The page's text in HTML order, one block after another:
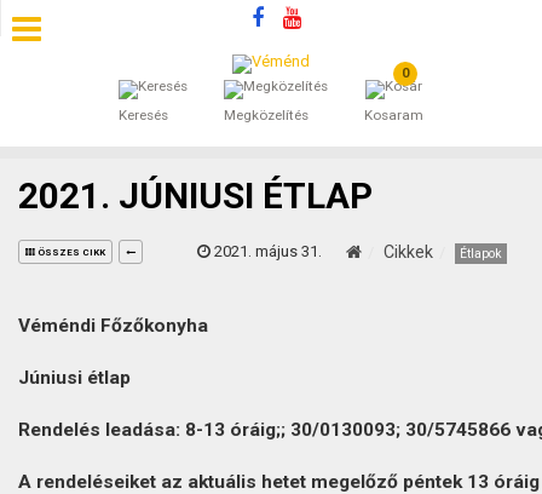
Keresés Megközelítés
0
Kosaram
SZÁLLÁSOK
ÁLTALÁNOS SZERZŐDÉSI FELTÉTELEK
KAPCSOLAT
2021. JÚNIUSI ÉTLAP
ÖSSZES CIKK 2021. május 31. Cikkek Étlapok
Véméndi Főzőkonyha
Júniusi étlap
Rendelés leadása: 8-13 óráig;; 30/0130093; 30/5745866
A rendeléseiket az aktuális hetet megelőző péntek 13